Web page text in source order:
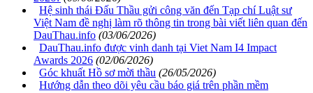
Hệ sinh thái Đấu Thầu gửi công văn đến Tạp chí Luật sư
Việt Nam đề nghị làm rõ thông tin trong bài viết liên quan đến
DauThau.info (03/06/2026)
DauThau.info được vinh danh tại Viet Nam I4 Impact
Awards 2026 (02/06/2026)
Góc khuất Hồ sơ mời thầu (26/05/2026)
Hướng dẫn theo dõi yêu cầu báo giá trên phần mềm